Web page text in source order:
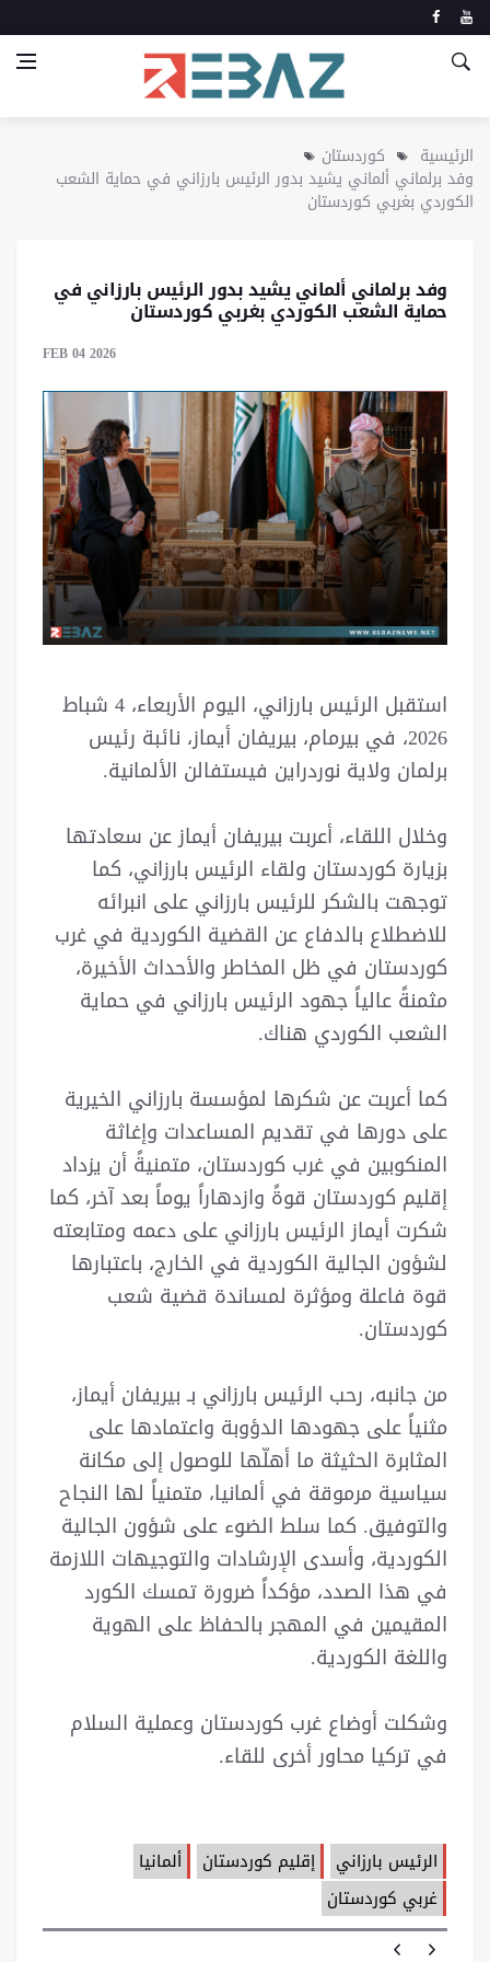
الرئيسية كوردستان
وفد برلماني ألماني يشيد بدور الرئيس بارزاني في حماية الشعب
الكوردي بغربي كوردستان
وفد برلماني ألماني يشيد بدور الرئيس بارزاني في
حماية الشعب الكوردي بغربي كوردستان
FEB 04 2026
استقبل الرئيس بارزاني، اليوم الأربعاء، 4 شباط
2026، في بيرمام، بيريفان أيماز، نائبة رئيس
برلمان ولاية نوردراين فيستفالن الألمانية.
وخلال اللقاء، أعربت بيريفان أيماز عن سعادتها
بزيارة كوردستان ولقاء الرئيس بارزاني، كما
توجهت بالشكر للرئيس بارزاني على انبرائه
للاضطلاع بالدفاع عن القضية الكوردية في غرب
كوردستان في ظل المخاطر والأحداث الأخيرة،
مثمنةً عالياً جهود الرئيس بارزاني في حماية
الشعب الكوردي هناك.
كما أعربت عن شكرها لمؤسسة بارزاني الخيرية
على دورها في تقديم المساعدات وإغاثة
المنكوبين في غرب كوردستان، متمنيةً أن يزداد
إقليم كوردستان قوةً وازدهاراً يوماً بعد آخر، كما
شكرت أيماز الرئيس بارزاني على دعمه ومتابعته
لشؤون الجالية الكوردية في الخارج، باعتبارها
قوة فاعلة ومؤثرة لمساندة قضية شعب
كوردستان.
من جانبه، رحب الرئيس بارزاني بـ بيريفان أيماز،
مثنياً على جهودها الدؤوبة واعتمادها على
المثابرة الحثيثة ما أهلّها للوصول إلى مكانة
سياسية مرموقة في ألمانيا، متمنياً لها النجاح
والتوفيق. كما سلط الضوء على شؤون الجالية
الكوردية، وأسدى الإرشادات والتوجيهات اللازمة
في هذا الصدد، مؤكداً ضرورة تمسك الكورد
المقيمين في المهجر بالحفاظ على الهوية
واللغة الكوردية.
وشكلت أوضاع غرب كوردستان وعملية السلام
في تركيا محاور أخرى للقاء.
الرئيس بارزاني إقليم كوردستان
ألمانيا
غربي كوردستان